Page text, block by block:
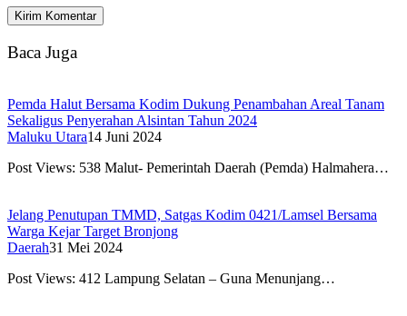
Baca Juga
Pemda Halut Bersama Kodim Dukung Penambahan Areal Tanam
Sekaligus Penyerahan Alsintan Tahun 2024
Maluku Utara14 Juni 2024
Post Views: 538 Malut- Pemerintah Daerah (Pemda) Halmahera…
Jelang Penutupan TMMD, Satgas Kodim 0421/Lamsel Bersama
Warga Kejar Target Bronjong
Daerah31 Mei 2024
Post Views: 412 Lampung Selatan – Guna Menunjang…